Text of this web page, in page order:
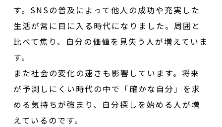
す。SNSの普及によって他人の成功や充実した
生活が常に目に入る時代になりました。周囲と
比べて焦り、自分の価値を見失う人が増えていま
す。
また社会の変化の速さも影響しています。将来
が予測しにくい時代の中で「確かな自分」を求
める気持ちが強まり、自分探しを始める人が増
えているのです。